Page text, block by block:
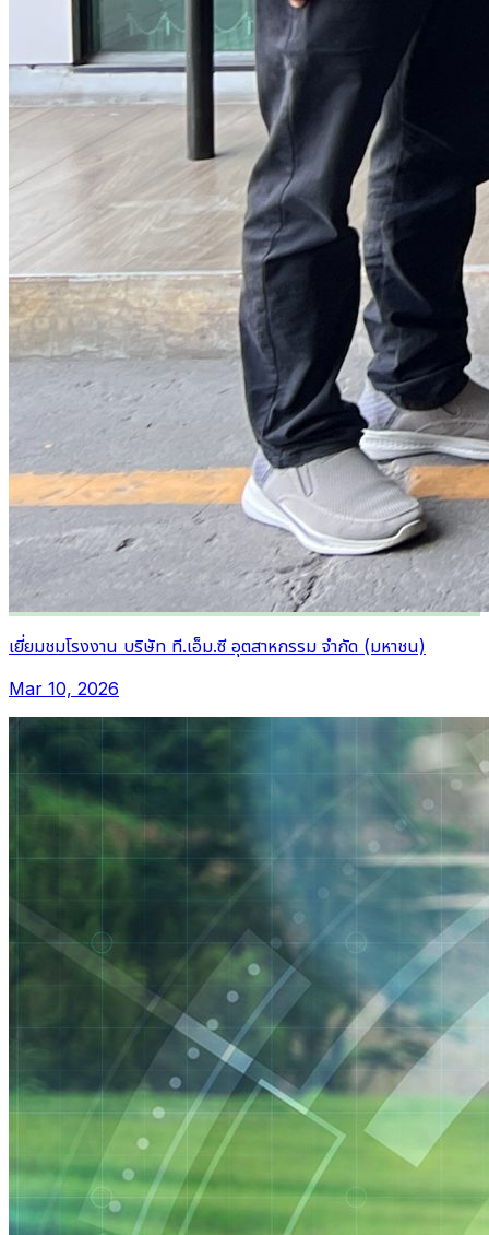
เยี่ยมชมโรงงาน บริษัท ที.เอ็ม.ซี อุตสาหกรรม จำกัด (มหาชน)
Mar 10, 2026